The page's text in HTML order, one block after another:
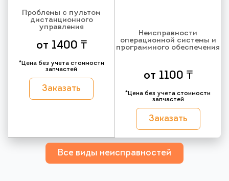
Проблемы с пультом
дистанционного
управления
от 1400 ₸
*Цена без учета стоимости
запчастей
Заказать
Неисправности
операционной системы и
программного обеспечения
от 1100 ₸
*Цена без учета стоимости
запчастей
Заказать
Все виды неисправностей